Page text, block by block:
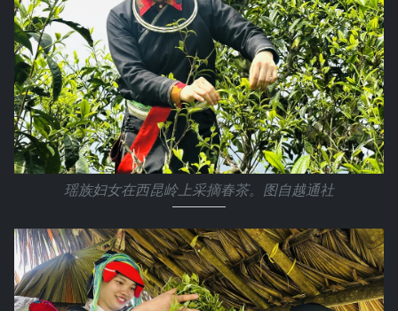
瑶族妇女在西昆岭上采摘春茶。图自越通社